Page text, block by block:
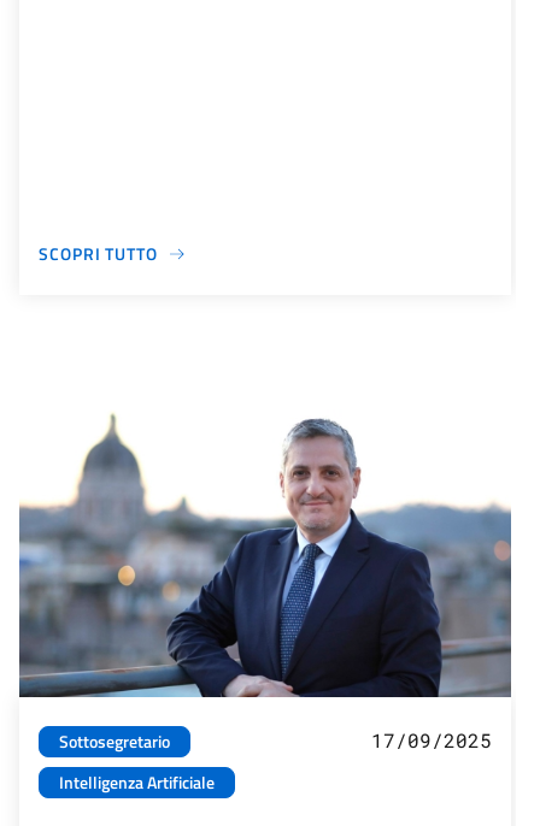
SCOPRI TUTTO
Sottosegretario
Intelligenza Artificiale
17/09/2025